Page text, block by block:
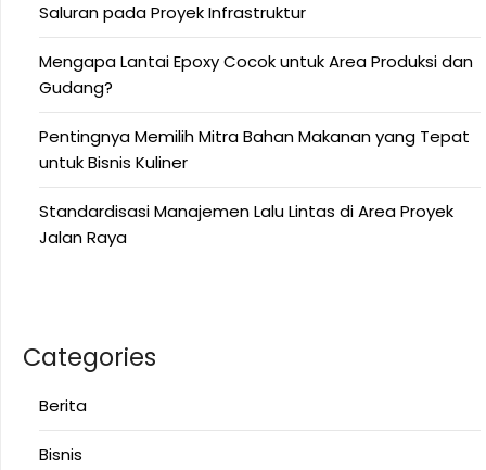
Saluran pada Proyek Infrastruktur
Mengapa Lantai Epoxy Cocok untuk Area Produksi dan
Gudang?
Pentingnya Memilih Mitra Bahan Makanan yang Tepat
untuk Bisnis Kuliner
Standardisasi Manajemen Lalu Lintas di Area Proyek
Jalan Raya
Categories
Berita
Bisnis